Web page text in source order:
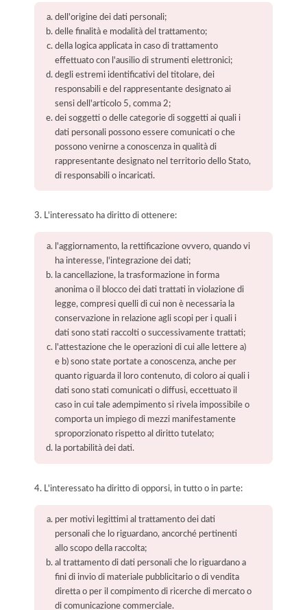
dell'origine dei dati personali;
delle finalità e modalità del trattamento;
della logica applicata in caso di trattamento
effettuato con l'ausilio di strumenti elettronici;
degli estremi identificativi del titolare, dei
responsabili e del rappresentante designato ai
sensi dell'articolo 5, comma 2;
dei soggetti o delle categorie di soggetti ai quali i
dati personali possono essere comunicati o che
possono venirne a conoscenza in qualità di
rappresentante designato nel territorio dello Stato,
di responsabili o incaricati.
3. L'interessato ha diritto di ottenere:
l'aggiornamento, la rettificazione ovvero, quando vi
ha interesse, l'integrazione dei dati;
la cancellazione, la trasformazione in forma
anonima o il blocco dei dati trattati in violazione di
legge, compresi quelli di cui non è necessaria la
conservazione in relazione agli scopi per i quali i
dati sono stati raccolti o successivamente trattati;
l'attestazione che le operazioni di cui alle lettere a)
e b) sono state portate a conoscenza, anche per
quanto riguarda il loro contenuto, di coloro ai quali i
dati sono stati comunicati o diffusi, eccettuato il
caso in cui tale adempimento si rivela impossibile o
comporta un impiego di mezzi manifestamente
sproporzionato rispetto al diritto tutelato;
la portabilità dei dati.
4. L'interessato ha diritto di opporsi, in tutto o in parte:
per motivi legittimi al trattamento dei dati
personali che lo riguardano, ancorché pertinenti
allo scopo della raccolta;
al trattamento di dati personali che lo riguardano a
fini di invio di materiale pubblicitario o di vendita
diretta o per il compimento di ricerche di mercato o
di comunicazione commerciale.